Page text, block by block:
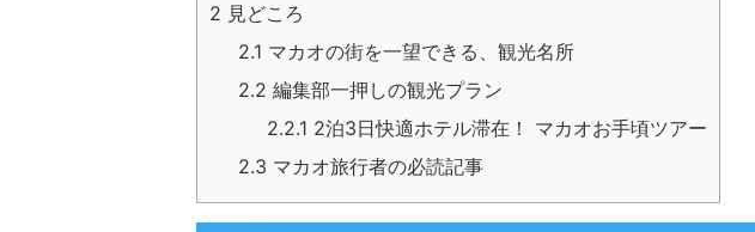
2 見どころ
2.1 マカオの街を一望できる、観光名所
2.2 編集部一押しの観光プラン
2.2.1 2泊3日快適ホテル滞在！ マカオお手頃ツアー
2.3 マカオ旅行者の必読記事